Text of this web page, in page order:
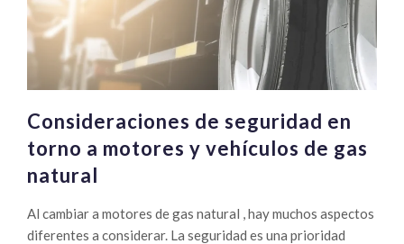
Consideraciones de seguridad en
torno a motores y vehículos de gas
natural
Al cambiar a motores de gas natural , hay muchos aspectos
diferentes a considerar. La seguridad es una prioridad